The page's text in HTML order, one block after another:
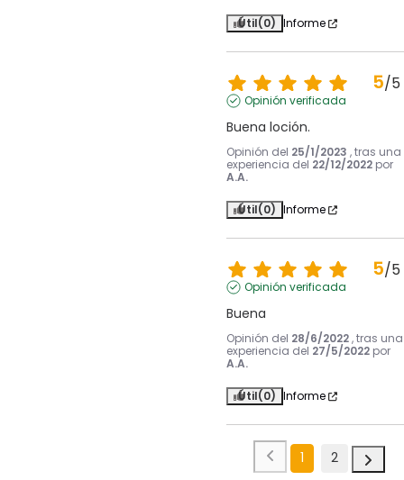
Útil(0) Informe
5/5
Opinión verificada
Buena loción.
Opinión del 25/1/2023 , tras una
experiencia del 22/12/2022 por
A.A.
Útil(0) Informe
5/5
Opinión verificada
Buena
Opinión del 28/6/2022 , tras una
experiencia del 27/5/2022 por
A.A.
Útil(0) Informe
1 2